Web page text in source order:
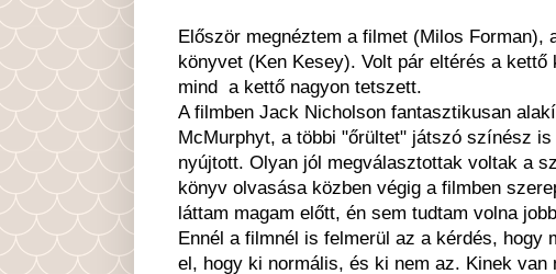
Először megnéztem a filmet (Milos Forman),
könyvet (Ken Kesey). Volt pár eltérés a kettő
mind a kettő nagyon tetszett.
A filmben Jack Nicholson fantasztikusan
McMurphyt, a többi "őrültet" játszó színész
nyújtott. Olyan jól megválasztottak voltak a
könyv olvasása közben végig a filmben
láttam magam előtt, én sem tudtam volna
Ennél a filmnél is felmerül az a kérdés, hogy
el, hogy ki normális, és ki nem az. Kinek van